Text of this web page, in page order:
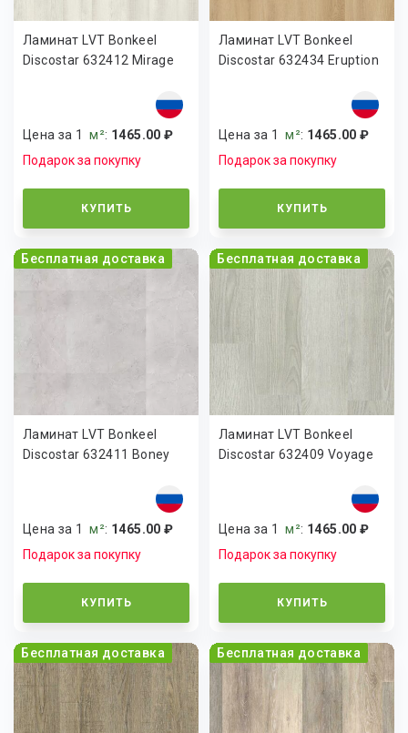
Ламинат LVT Bonkeel
Discostar 632412 Mirage
Цена за 1м²: 1465.00 ₽
Подарок за покупку
КУПИТЬ
Ламинат LVT Bonkeel
Discostar 632434 Eruption
Цена за 1м²: 1465.00 ₽
Подарок за покупку
КУПИТЬ
Бесплатная доставка
Ламинат LVT Bonkeel
Discostar 632411 Boney
Цена за 1м²: 1465.00 ₽
Подарок за покупку
КУПИТЬ
Бесплатная доставка
Ламинат LVT Bonkeel
Discostar 632409 Voyage
Цена за 1м²: 1465.00 ₽
Подарок за покупку
КУПИТЬ
Бесплатная доставка Бесплатная доставка